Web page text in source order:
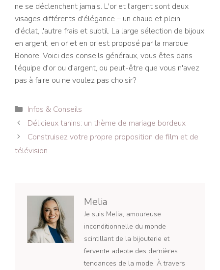
ne se déclenchent jamais. L'or et l'argent sont deux
visages différents d'élégance – un chaud et plein
d'éclat, l'autre frais et subtil. La large sélection de bijoux
en argent, en or et en or est proposé par la marque
Bonore. Voici des conseils généraux, vous êtes dans
l'équipe d'or ou d'argent, ou peut-être que vous n'avez
pas à faire ou ne voulez pas choisir?
Catégories
Infos & Conseils
Navigation
des
articles
Délicieux tanins: un thème de mariage bordeux
Construisez votre propre proposition de film et de
télévision
Melia
Je suis Melia, amoureuse
inconditionnelle du monde
scintillant de la bijouterie et
fervente adepte des dernières
tendances de la mode. À travers